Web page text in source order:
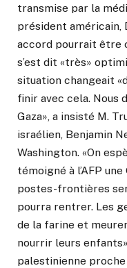
transmise par la
président américain,
accord pourrait être
s’est dit «très»
situation changeait
finir avec cela. Nous
Gaza», a insisté M.
israélien, Benjamin
Washington. «On
témoigné à l’AFP
postes-frontières
pourra rentrer. Les
de la farine et
nourrir leurs
palestinienne